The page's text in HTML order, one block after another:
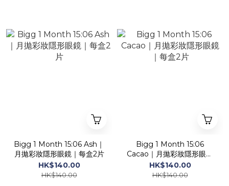
Bigg 1 Month 15:06 Ash｜
月拋彩妝隱形眼鏡｜每盒2片
HK$140.00
HK$140.00
Bigg 1 Month 15:06
Cacao｜月拋彩妝隱形眼鏡
｜每盒2片
HK$140.00
HK$140.00